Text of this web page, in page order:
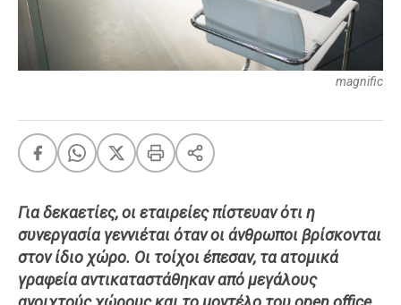
Summer
OMG LOL
LIFE
Food
Body+Mind
Ταξίδια
Style
magnific
Για δεκαετίες, οι εταιρείες πίστευαν ότι η
συνεργασία γεννιέται όταν οι άνθρωποι βρίσκονται
στον ίδιο χώρο. Οι τοίχοι έπεσαν, τα ατομικά
γραφεία αντικαταστάθηκαν από μεγάλους